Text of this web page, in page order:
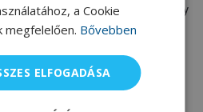
védelmére. Mindenki tudja, hogy
azt az összetéveszthetetlen
érezni lehet.
tippet, hogyan védekezhetsz
szemben.
a Cookie
megfelelően. Bővebben
ELFOGADÁSA